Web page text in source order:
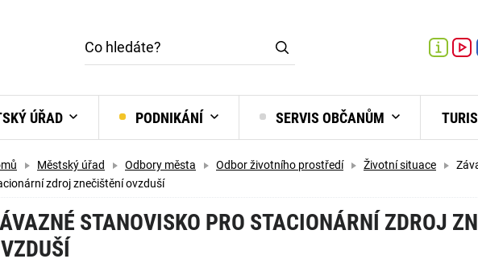
ÚŘAD PODNIKÁNÍ SERVIS OBČANŮM
Městský úřad Odbory města Odbor životního prostředí Životní situace
zdroj znečištění ovzduší
STANOVISKO PRO STACIONÁRNÍ ZDROJ